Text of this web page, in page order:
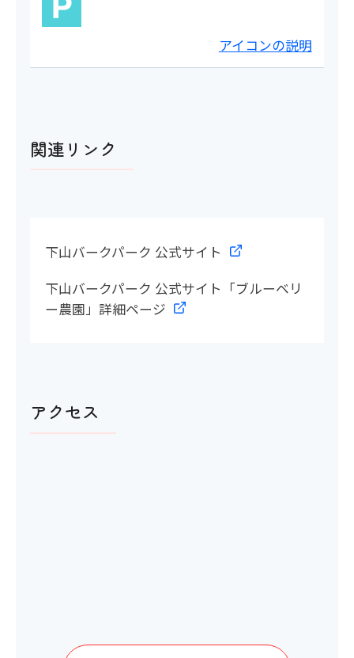
アイコンの説明
関連リンク
下山バークパーク 公式サイト
下山バークパーク 公式サイト「ブルーベリ
ー農園」詳細ページ
アクセス